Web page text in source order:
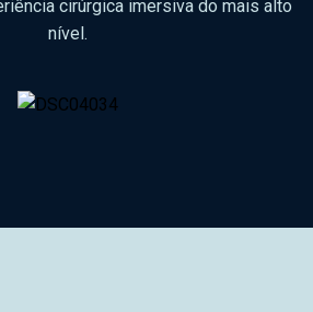
cirúrgica imersiva do mais alto
nível.